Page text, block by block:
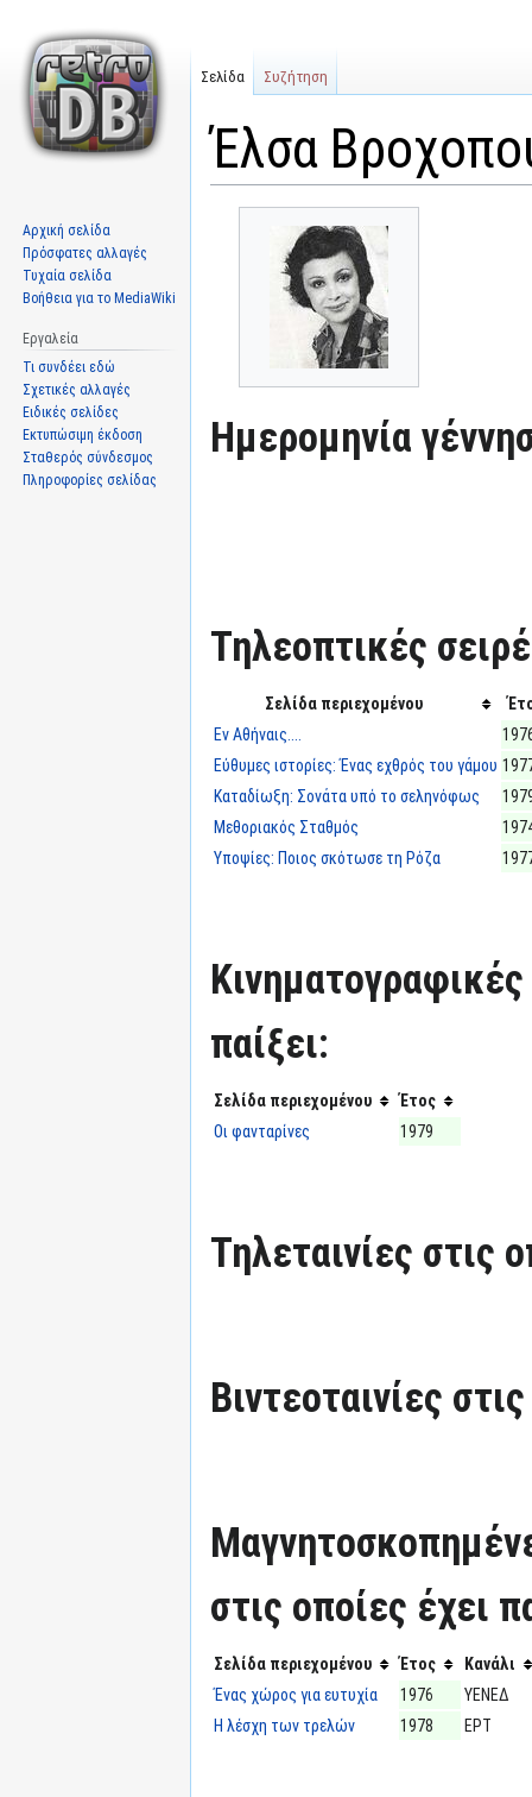
Έλσα
αναζήτηση
Ημερομηνία
Τηλεοπτικές
Σελίδα περιεχομένου
Εν Αθήναις....
Εύθυμες ιστορίες: Ένας εχθρός του γάμου
Καταδίωξη: Σονάτα υπό το σεληνόφως
Μεθοριακός Σταθμός
Υποψίες: Ποιος σκότωσε τη Ρόζα
Κινηματογραφικές
παίξει:
Σελίδα περιεχομένου
Έτος
Οι φανταρίνες
1979
Τηλεταινίες στις
Βιντεοταινίες
στις οποίες έχει
Σελίδα περιεχομένου Έτος
Κανάλι
Ένας χώρος για ευτυχία
1976
ΥΕΝΕΔ
Η λέσχη των τρελών
1978 ΕΡΤ
Σελίδα Συζήτηση
Αρχική σελίδα
Πρόσφατες αλλαγές
Τυχαία σελίδα
Βοήθεια για το MediaWiki
Εργαλεία
Τι συνδέει εδώ
Σχετικές αλλαγές
Ειδικές σελίδες
Εκτυπώσιμη έκδοση
Σταθερός σύνδεσμος
Πληροφορίες σελίδας